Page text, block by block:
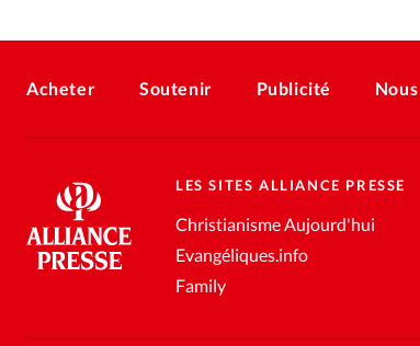
Acheter Soutenir Publicité
LES SITES ALLIANCE PRESSE
Christianisme Aujourd'hui
Evangéliques.info
Family